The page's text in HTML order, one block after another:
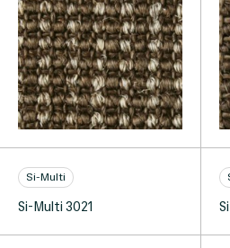
Si-Multi
Si-Multi 3021